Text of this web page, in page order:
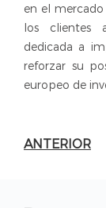
en el
los clientes
dedicada a
reforzar su
europeo de
ANTERIOR